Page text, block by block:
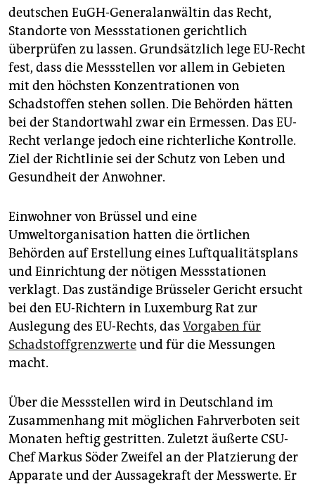
deutschen EuGH-Generalanwältin das Recht,
Standorte von Messstationen gerichtlich
überprüfen zu lassen. Grundsätzlich lege EU-Recht
fest, dass die Messstellen vor allem in Gebieten
mit den höchsten Konzentrationen von
Schadstoffen stehen sollen. Die Behörden hätten
bei der Standortwahl zwar ein Ermessen. Das EU-
Recht verlange jedoch eine richterliche Kontrolle.
Ziel der Richtlinie sei der Schutz von Leben und
Gesundheit der Anwohner.
Einwohner von Brüssel und eine
Umweltorganisation hatten die örtlichen
Behörden auf Erstellung eines Luftqualitätsplans
und Einrichtung der nötigen Messstationen
verklagt. Das zuständige Brüsseler Gericht ersucht
bei den EU-Richtern in Luxemburg Rat zur
Auslegung des EU-Rechts, das Vorgaben für
Schadstoffgrenzwerteund für die Messungen
macht.
Über die Messstellen wird in Deutschland im
Zusammenhang mit möglichen Fahrverboten seit
Monaten heftig gestritten. Zuletzt äußerte CSU-
Chef Markus Söder Zweifel an der Platzierung der
Apparate und der Aussagekraft der Messwerte. Er